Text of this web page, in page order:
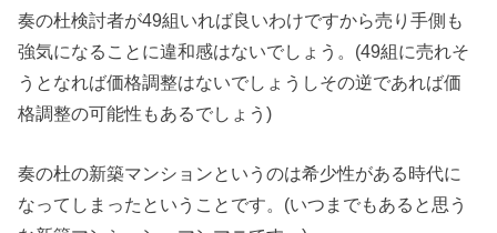
奏の杜検討者が49組いれば良いわけですから売り手側も
強気になることに違和感はないでしょう。(49組に売れそ
うとなれば価格調整はないでしょうしその逆であれば価
格調整の可能性もあるでしょう)
奏の杜の新築マンションというのは希少性がある時代に
なってしまったということです。(いつまでもあると思う